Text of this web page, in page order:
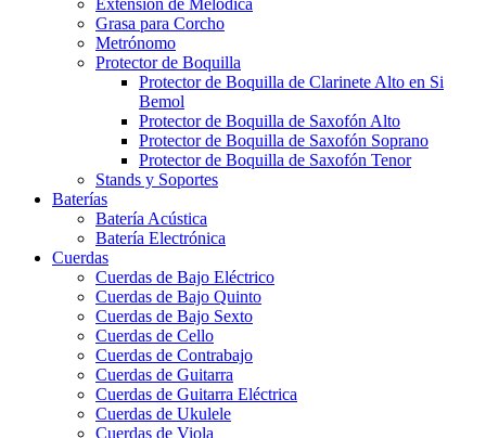
Extensión de Melódica
Grasa para Corcho
Metrónomo
Protector de Boquilla
Protector de Boquilla de Clarinete Alto en Si
Bemol
Protector de Boquilla de Saxofón Alto
Protector de Boquilla de Saxofón Soprano
Protector de Boquilla de Saxofón Tenor
Stands y Soportes
Baterías
Batería Acústica
Batería Electrónica
Cuerdas
Cuerdas de Bajo Eléctrico
Cuerdas de Bajo Quinto
Cuerdas de Bajo Sexto
Cuerdas de Cello
Cuerdas de Contrabajo
Cuerdas de Guitarra
Cuerdas de Guitarra Eléctrica
Cuerdas de Ukulele
Cuerdas de Viola